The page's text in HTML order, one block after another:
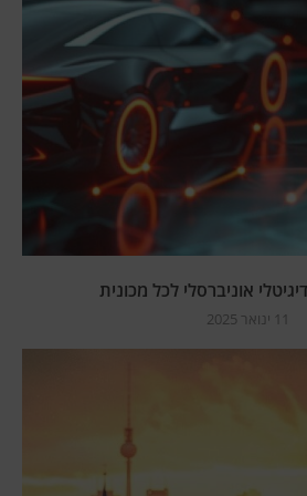
אוניברסלי לכל מכונית
11 ינואר 2025